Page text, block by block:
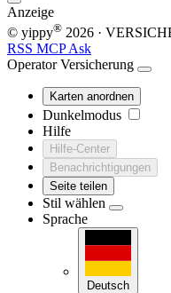
Anzeige
© yippy® 2026 ·
RSS MCPAsk
Operator Versicherung
Karten anordnen
Dunkelmodus
Hilfe
Hilfe-Center
Benachrichtigungen
Seite teilen
Stil wählen
Sprache
Deutsch